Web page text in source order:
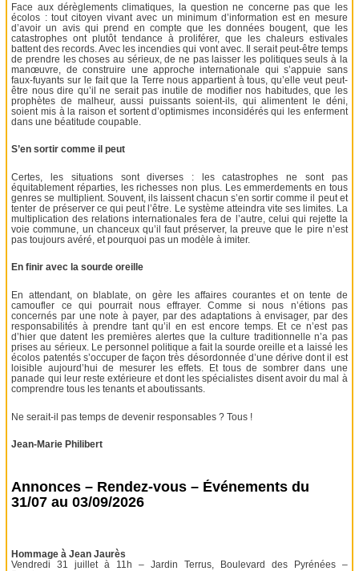
Face aux dérèglements climatiques, la question ne concerne pas que les
écolos : tout citoyen vivant avec un minimum d’information est en mesure
d’avoir un avis qui prend en compte que les données bougent, que les
catastrophes ont plutôt tendance à proliférer, que les chaleurs estivales
battent des records. Avec les incendies qui vont avec. Il serait peut-être temps
de prendre les choses au sérieux, de ne pas laisser les politiques seuls à la
manœuvre, de construire une approche internationale qui s’appuie sans
faux-fuyants sur le fait que la Terre nous appartient à tous, qu’elle veut peut-
être nous dire qu’il ne serait pas inutile de modifier nos habitudes, que les
prophètes de malheur, aussi puissants soient-ils, qui alimentent le déni,
soient mis à la raison et sortent d’optimismes inconsidérés qui les enferment
dans une béatitude coupable.
S’en sortir comme il peut
Certes, les situations sont diverses : les catastrophes ne sont pas
équitablement réparties, les richesses non plus. Les emmerdements en tous
genres se multiplient. Souvent, ils laissent chacun s’en sortir comme il peut et
tenter de préserver ce qui peut l’être. Le système atteindra vite ses limites. La
multiplication des relations internationales fera de l’autre, celui qui rejette la
voie commune, un chanceux qu’il faut préserver, la preuve que le pire n’est
pas toujours avéré, et pourquoi pas un modèle à imiter.
En finir avec la sourde oreille
En attendant, on blablate, on gère les affaires courantes et on tente de
camoufler ce qui pourrait nous effrayer. Comme si nous n’étions pas
concernés par une note à payer, par des adaptations à envisager, par des
responsabilités à prendre tant qu’il en est encore temps. Et ce n’est pas
d’hier que datent les premières alertes que la culture traditionnelle n’a pas
prises au sérieux. Le personnel politique a fait la sourde oreille et a laissé les
écolos patentés s’occuper de façon très désordonnée d’une dérive dont il est
loisible aujourd’hui de mesurer les effets. Et tous de sombrer dans une
panade qui leur reste extérieure et dont les spécialistes disent avoir du mal à
comprendre tous les tenants et aboutissants.
Ne serait-il pas temps de devenir responsables ? Tous !
Jean-Marie Philibert
Annonces – Rendez-vous – Événements du
31/07 au 03/09/2026
Hommage à Jean Jaurès
Vendredi 31 juillet à 11h – Jardin Terrus, Boulevard des Pyrénées –